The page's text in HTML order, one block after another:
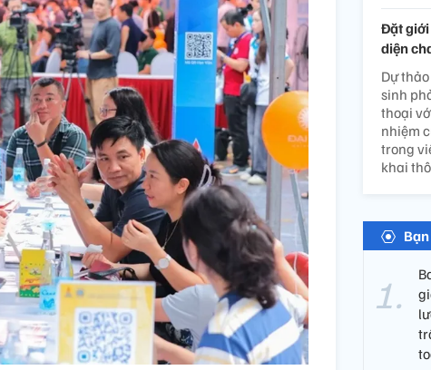
Đặt giới
diện
Dự
sinh
thoại
nhiệm
trong
khai